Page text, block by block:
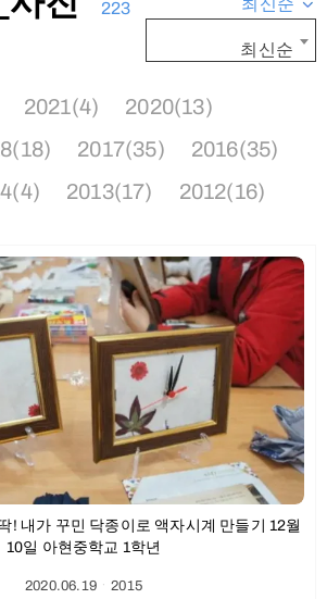
223
최신순
2021(4)
2020(13)
2017(35)
2016(35)
2013(17) 2012(16)
! 내가 꾸민 닥종이로 액자시계 만들기 12월
10일 아현중학교 1학년
2020.06.19ㆍ2015